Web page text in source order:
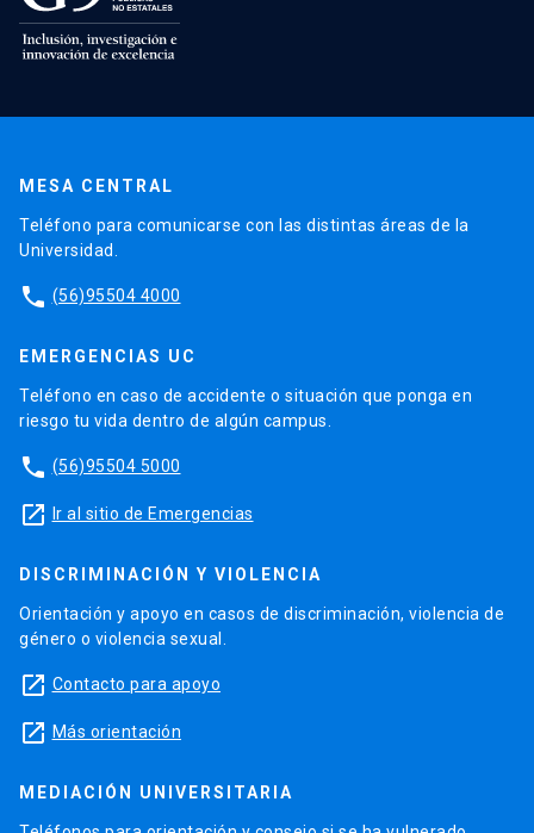
MESA CENTRAL
Teléfono para comunicarse con las distintas áreas de la
Universidad.
phone (56)95504 4000
EMERGENCIAS UC
Teléfono en caso de accidente o situación que ponga en
riesgo tu vida dentro de algún campus.
phone (56)95504 5000
launch Ir al sitio de Emergencias
DISCRIMINACIÓN Y VIOLENCIA
Orientación y apoyo en casos de discriminación, violencia de
género o violencia sexual.
launch Contacto para apoyo
launch Más orientación
MEDIACIÓN UNIVERSITARIA